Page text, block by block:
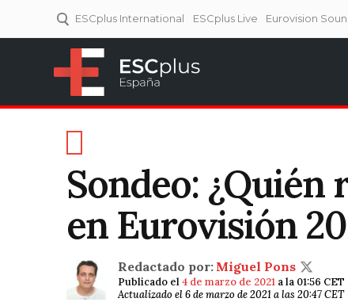
ESCplus International ESCplus Live Eurovision
Sondeo: ¿Quién
en Eurovisión
Redactado por: Miguel Pons
Publicado el4 de marzo de 2021 a la 01:56 CET
Actualizado el 6 de marzo de 2021 a las 20:47 CET